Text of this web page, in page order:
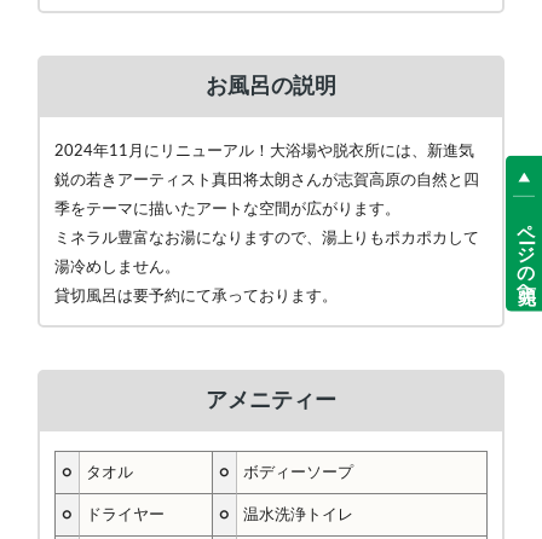
お風呂の説明
2024年11月にリニューアル！大浴場や脱衣所には、新進気
鋭の若きアーティスト真田将太朗さんが志賀高原の自然と四
季をテーマに描いたアートな空間が広がります。
ミネラル豊富なお湯になりますので、湯上りもポカポカして
湯冷めしません。
貸切風呂は要予約にて承っております。
アメニティー
○ タオル ○ ボディーソープ
○ ドライヤー ○ 温水洗浄トイレ
ページの先頭へ